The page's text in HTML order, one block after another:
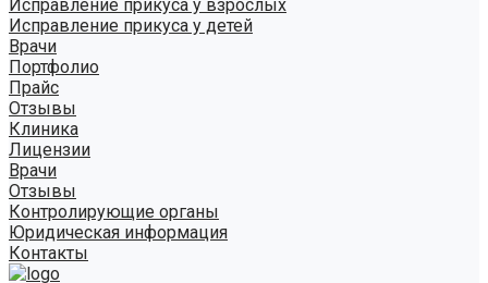
Исправление прикуса у взрослых
Исправление прикуса у детей
Врачи
Портфолио
Прайс
Отзывы
Клиника
Лицензии
Врачи
Отзывы
Контролирующие органы
Юридическая информация
Контакты